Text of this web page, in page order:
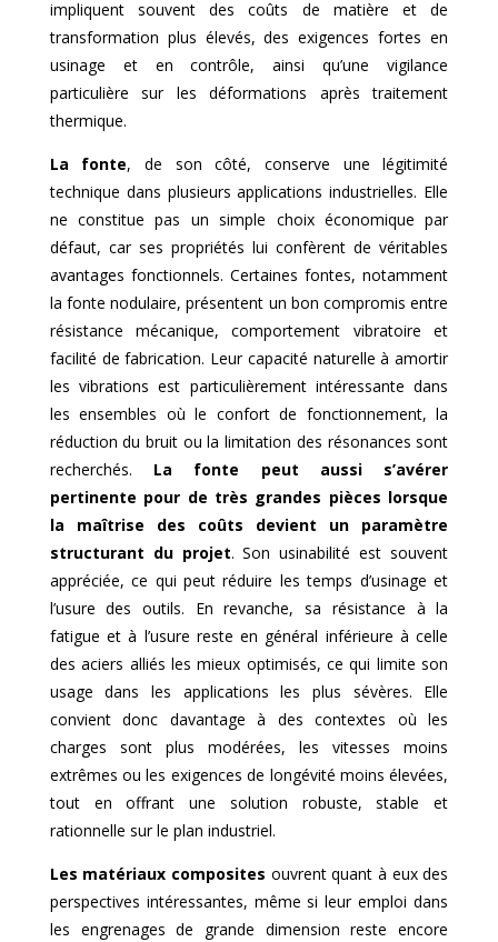
impliquent souvent des coûts de matière et de
transformation plus élevés, des exigences fortes en
usinage et en contrôle, ainsi qu’une vigilance
particulière sur les déformations après traitement
thermique.
La fonte, de son côté, conserve une légitimité
technique dans plusieurs applications industrielles. Elle
ne constitue pas un simple choix économique par
défaut, car ses propriétés lui confèrent de véritables
avantages fonctionnels. Certaines fontes, notamment
la fonte nodulaire, présentent un bon compromis entre
résistance mécanique, comportement vibratoire et
facilité de fabrication. Leur capacité naturelle à amortir
les vibrations est particulièrement intéressante dans
les ensembles où le confort de fonctionnement, la
réduction du bruit ou la limitation des résonances sont
recherchés. La fonte peut aussi s’avérer
pertinente pour de très grandes pièces lorsque
la maîtrise des coûts devient un paramètre
structurant du projet. Son usinabilité est souvent
appréciée, ce qui peut réduire les temps d’usinage et
l’usure des outils. En revanche, sa résistance à la
fatigue et à l’usure reste en général inférieure à celle
des aciers alliés les mieux optimisés, ce qui limite son
usage dans les applications les plus sévères. Elle
convient donc davantage à des contextes où les
charges sont plus modérées, les vitesses moins
extrêmes ou les exigences de longévité moins élevées,
tout en offrant une solution robuste, stable et
rationnelle sur le plan industriel.
Les matériaux composites ouvrent quant à eux des
perspectives intéressantes, même si leur emploi dans
les engrenages de grande dimension reste encore